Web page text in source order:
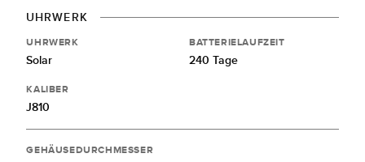
UHRWERK
UHRWERK
Solar
BATTERIELAUFZEIT
240 Tage
KALIBER
J810
GEHÄUSEDURCHMESSER